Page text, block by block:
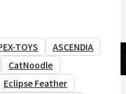
TOYS
ASCENDIA
CatNoodle
Eclipse Feather